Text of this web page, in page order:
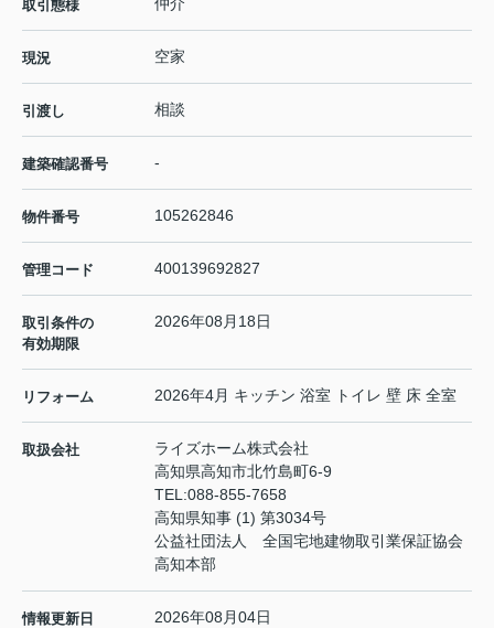
取引態様
現況 空家
引渡し 相談
建築確認番号 -
物件番号 105262846
管理コード 400139692827
取引条件の
有効期限
2026年08月18日
リフォーム 2026年4月 キッチン 浴室 トイレ 壁 床 全室
取扱会社
ライズホーム株式会社
高知県高知市北竹島町6-9
TEL:088-855-7658
高知県知事 (1) 第3034号
公益社団法人 全国宅地建物取引業保証協会
高知本部
情報更新日 2026年08月04日